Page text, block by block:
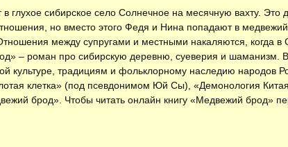
сибирское село Солнечное на месячную вахту. Это
но вместо этого Федя и Нина попадают в медвежий
между супругами и местными накаляются, когда в
– роман про сибирскую деревню, суеверия и шаманизм.
традициям и фольклорному наследию народов
клетка» (под псевдонимом Юй Сы), «Демонология
брод» . Чтобы читать онлайн книгу «Медвежий брод»